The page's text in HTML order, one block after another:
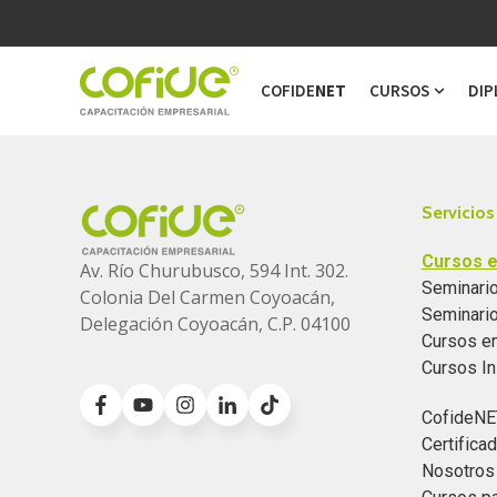
COFIDENET CURSOS
Show
Av. Río Churubusco, 594 Int. 302.
Colonia Del Carmen Coyoacán,
Delegación Coyoacán, C.P. 04100
Servicios
Cursos
Cursos
Cursos
Nosotros